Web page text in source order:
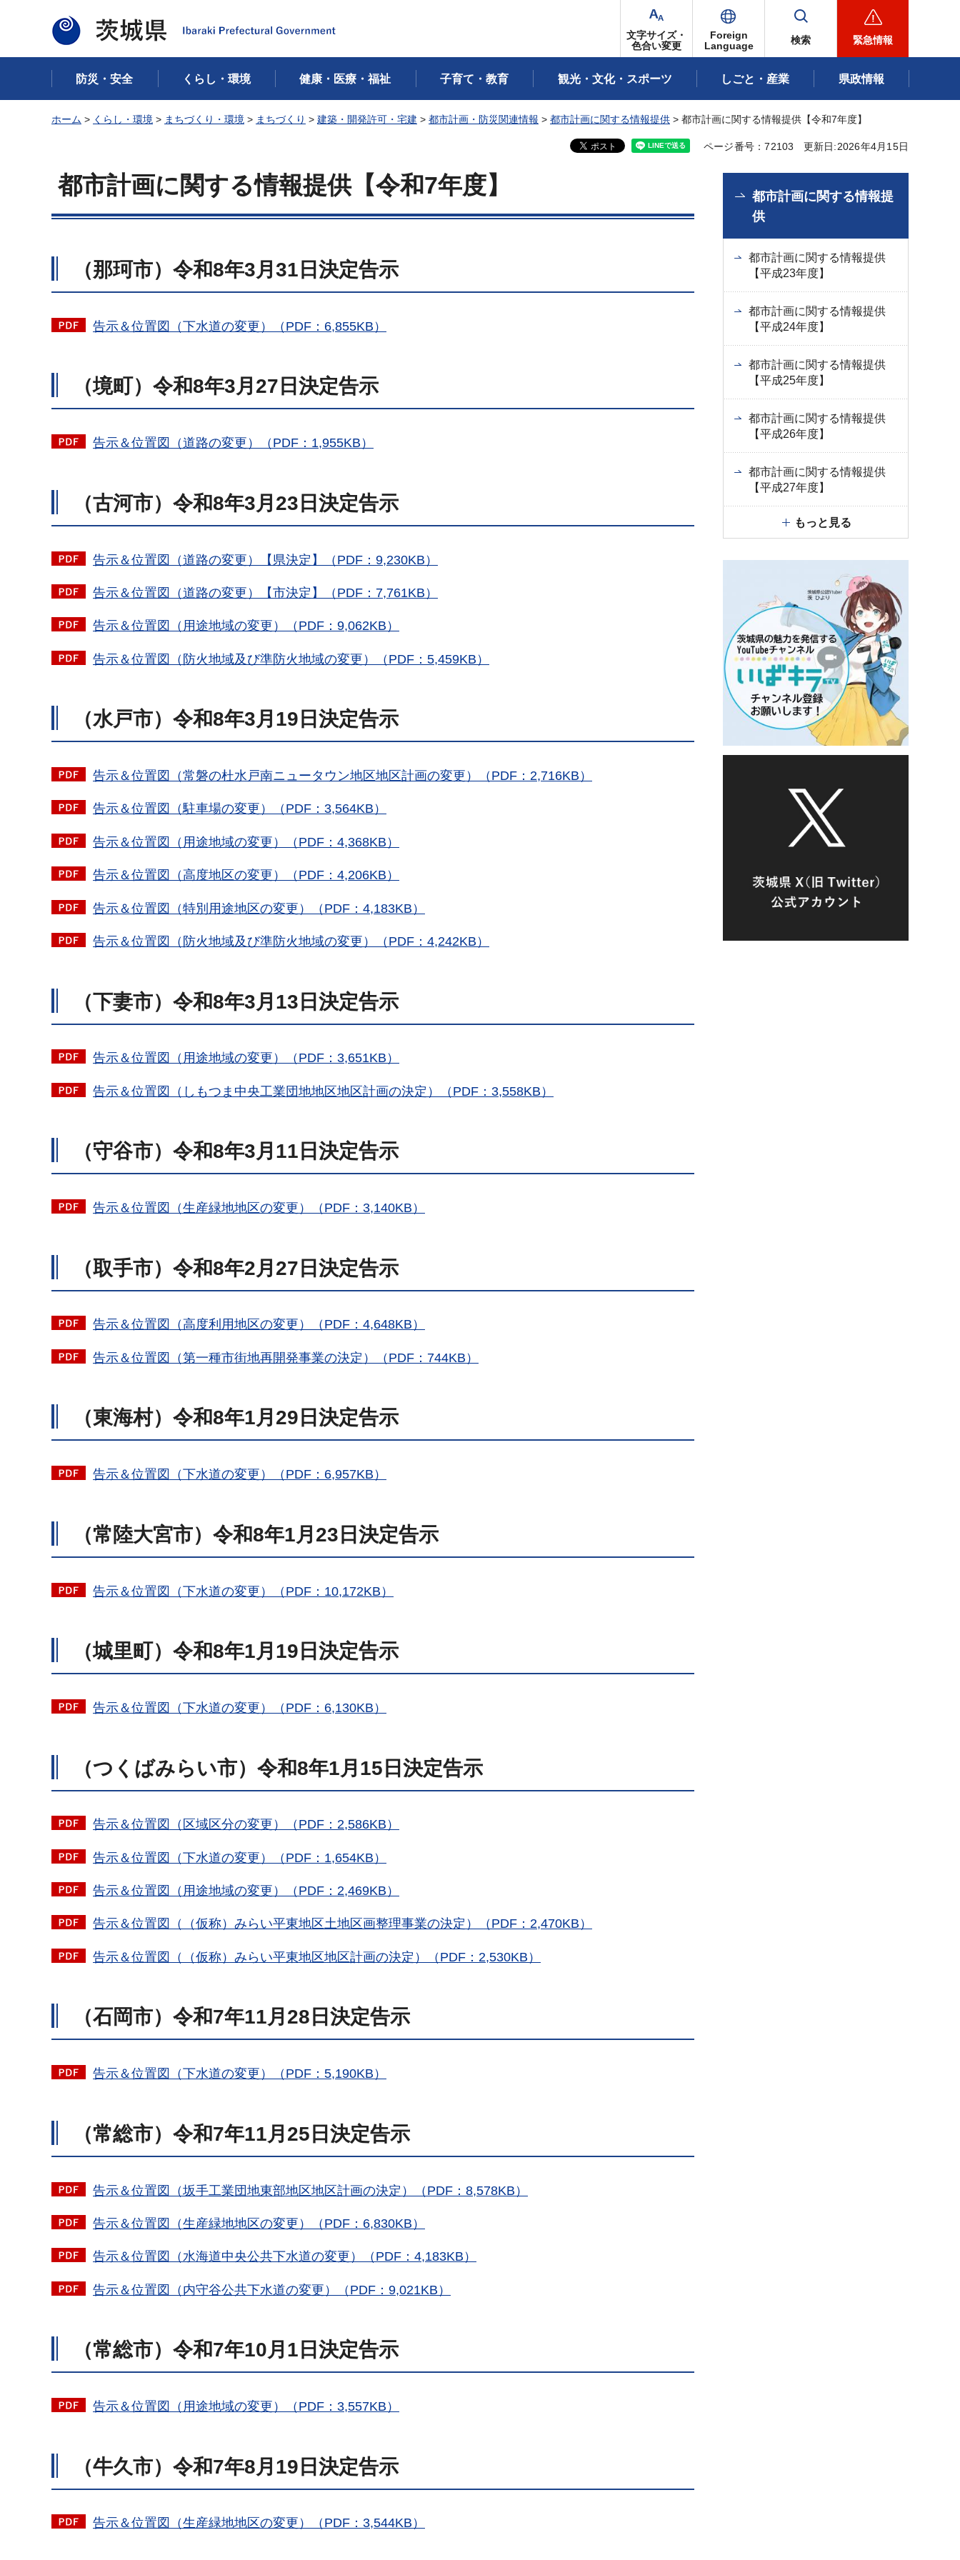
茨城県
文字サイズ・
色合い変更
Foreign
Language
検索 緊急情報
防災・安全 くらし・環境 健康・医療・福祉 子育て・教育 観光・文化・スポーツ しごと・産業 県政情報
ホーム > くらし・環境 > まちづくり・環境 > まちづくり > 建築・開発許可・宅建 > 都市計画・防災関連情報 > 都市計画に関する情報提供 > 都市計画に関する情報提供【令和7年度】
ページ番号：72103 更新日:2026年4月15日
都市計画に関する情報提供【令和7年度】
（那珂市）令和8年3月31日決定告示
告示＆位置図（下水道の変更）（PDF：6,855KB）
（境町）令和8年3月27日決定告示
告示＆位置図（道路の変更）（PDF：1,955KB）
（古河市）令和8年3月23日決定告示
告示＆位置図（道路の変更）【県決定】（PDF：9,230KB）
告示＆位置図（道路の変更）【市決定】（PDF：7,761KB）
告示＆位置図（用途地域の変更）（PDF：9,062KB）
告示＆位置図（防火地域及び準防火地域の変更）（PDF：5,459KB）
（水戸市）令和8年3月19日決定告示
告示＆位置図（常磐の杜水戸南ニュータウン地区地区計画の変更）（PDF：2,716KB）
告示＆位置図（駐車場の変更）（PDF：3,564KB）
告示＆位置図（用途地域の変更）（PDF：4,368KB）
告示＆位置図（高度地区の変更）（PDF：4,206KB）
告示＆位置図（特別用途地区の変更）（PDF：4,183KB）
告示＆位置図（防火地域及び準防火地域の変更）（PDF：4,242KB）
（下妻市）令和8年3月13日決定告示
告示＆位置図（用途地域の変更）（PDF：3,651KB）
告示＆位置図（しもつま中央工業団地地区地区計画の決定）（PDF：3,558KB）
（守谷市）令和8年3月11日決定告示
告示＆位置図（生産緑地地区の変更）（PDF：3,140KB）
（取手市）令和8年2月27日決定告示
告示＆位置図（高度利用地区の変更）（PDF：4,648KB）
告示＆位置図（第一種市街地再開発事業の決定）（PDF：744KB）
（東海村）令和8年1月29日決定告示
告示＆位置図（下水道の変更）（PDF：6,957KB）
（常陸大宮市）令和8年1月23日決定告示
告示＆位置図（下水道の変更）（PDF：10,172KB）
（城里町）令和8年1月19日決定告示
告示＆位置図（下水道の変更）（PDF：6,130KB）
（つくばみらい市）令和8年1月15日決定告示
告示＆位置図（区域区分の変更）（PDF：2,586KB）
告示＆位置図（下水道の変更）（PDF：1,654KB）
告示＆位置図（用途地域の変更）（PDF：2,469KB）
告示＆位置図（（仮称）みらい平東地区土地区画整理事業の決定）（PDF：2,470KB）
告示＆位置図（（仮称）みらい平東地区地区計画の決定）（PDF：2,530KB）
（石岡市）令和7年11月28日決定告示
告示＆位置図（下水道の変更）（PDF：5,190KB）
（常総市）令和7年11月25日決定告示
告示＆位置図（坂手工業団地東部地区地区計画の決定）（PDF：8,578KB）
告示＆位置図（生産緑地地区の変更）（PDF：6,830KB）
告示＆位置図（水海道中央公共下水道の変更）（PDF：4,183KB）
告示＆位置図（内守谷公共下水道の変更）（PDF：9,021KB）
（常総市）令和7年10月1日決定告示
告示＆位置図（用途地域の変更）（PDF：3,557KB）
（牛久市）令和7年8月19日決定告示
告示＆位置図（生産緑地地区の変更）（PDF：3,544KB）
都市計画に関する情報提
供
都市計画に関する情報提供
【平成23年度】
都市計画に関する情報提供
【平成24年度】
都市計画に関する情報提供
【平成25年度】
都市計画に関する情報提供
【平成26年度】
都市計画に関する情報提供
【平成27年度】
もっと見る